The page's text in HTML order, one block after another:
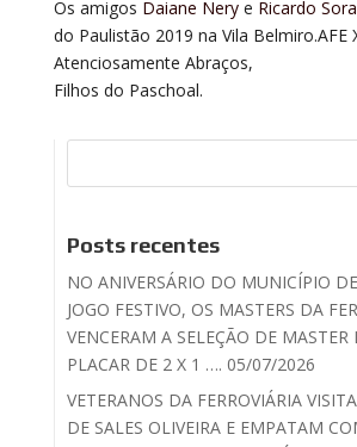
Os amigos Daiane Nerye Ricardo
do Paulistão 2019 na Vila Belmiro.AFE
Atenciosamente Abraços,
Filhos do Paschoal.
Posts recentes
NO ANIVERSÁRIO DO MUNICÍPIO
JOGO FESTIVO, OS MASTERS DA
VENCERAM A SELEÇÃO DE MASTER
PLACAR DE 2 X 1 …. 05/07/2026
VETERANOS DA FERROVIÁRIA
DE SALES OLIVEIRA E EMPATAM